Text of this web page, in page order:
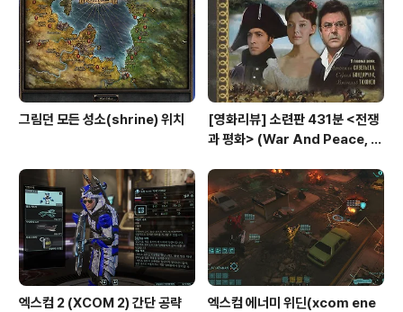
안전한 곳에 사시는 것으로 만족하시길..
그림던 모든 성소(shrine) 위치
[영화리뷰] 소련판 431분 <전쟁
과 평화> (War And Peace, 1
쟁과 평화>(1956)
엑스컴 2 (XCOM 2) 간단 공략
엑스컴 에너미 위딘(xcom ene